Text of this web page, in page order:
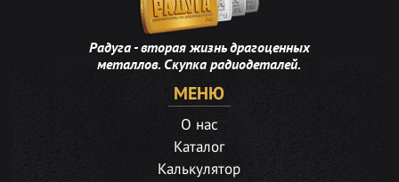
Радуга - вторая жизнь драгоценных
металлов. Скупка радиодеталей.
МЕНЮ
О нас
Каталог
Калькулятор